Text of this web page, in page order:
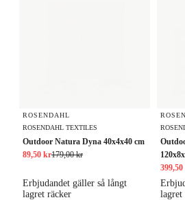
ROSENDAHL
ROSENDAHL TEXTILES
Outdoor Natura Dyna 40x4x40 cm
89,50 kr179,00 kr
Erbjudandet gäller så långt
lagret räcker
lagret